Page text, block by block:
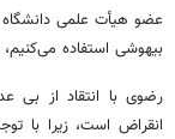
عضو هیأت علمی
بیهوشی استفاده
رضوی با انتقاد از بی
انقراض است، زیرا با